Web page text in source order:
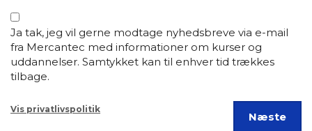
Ja tak, jeg vil gerne modtage nyhedsbreve via e-mail
fra Mercantec med informationer om kurser og
uddannelser. Samtykket kan til enhver tid trækkes
tilbage.
Vis privatlivspolitik